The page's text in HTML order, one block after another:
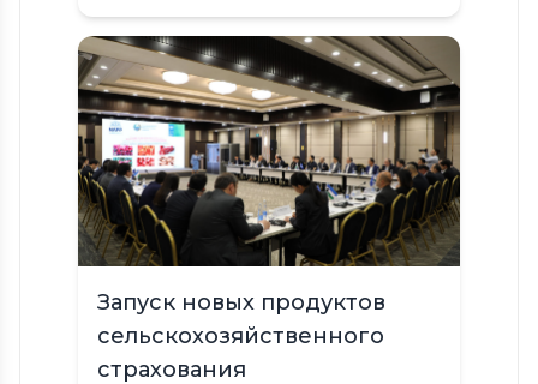
Запуск новых продуктов
сельскохозяйственного
страхования